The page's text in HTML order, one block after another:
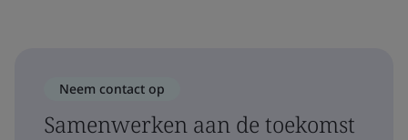
Neem contact op
Samenwerken aan de toekomst